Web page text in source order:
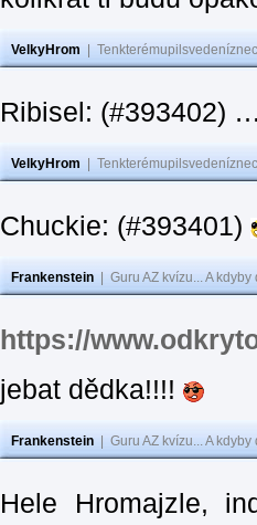
VelkyHrom
Ribisel: (#393402)
VelkyHrom
Chuckie: (#393401)
Frankenstein Guru AZ kvízu... A
https://
jebat dědka!!!!
Frankenstein Guru AZ kvízu... A
Hele Hromajzle,